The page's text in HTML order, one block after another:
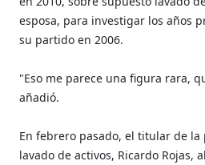
esposa, para investigar los años
su partido en 2006.
"Eso me parece una figura rara,
añadió.
En febrero pasado, el titular de
lavado de activos, Ricardo Rojas,